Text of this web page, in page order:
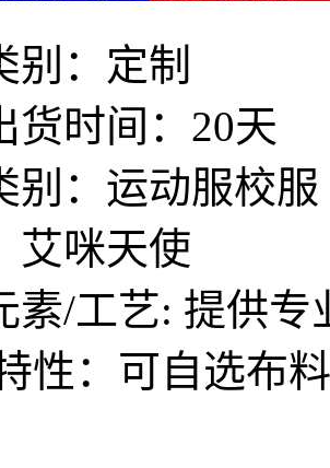
别：定制
货时间：20天
别：运动服校服
艾咪天使
素/工艺: 提供专
性：可自选布料